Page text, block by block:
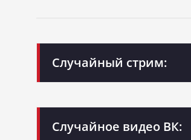
Случайный стрим:
Случайное видео ВК: